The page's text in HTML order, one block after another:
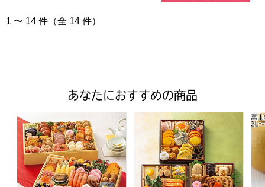
1 〜 14 件（全 14 件）
あなたにおすすめの商品
トップバリュ 和洋中特大二段重「饗宴」(きょうえん)【4
トップバリュ 和風三段重「富